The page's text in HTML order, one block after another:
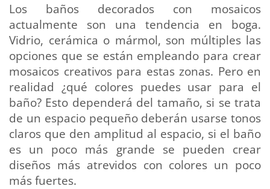
Los baños decorados con mosaicos
actualmente son una tendencia en boga.
Vidrio, cerámica o mármol, son múltiples las
opciones que se están empleando para crear
mosaicos creativos para estas zonas. Pero en
realidad ¿qué colores puedes usar para el
baño? Esto dependerá del tamaño, si se trata
de un espacio pequeño deberán usarse tonos
claros que den amplitud al espacio, si el baño
es un poco más grande se pueden crear
diseños más atrevidos con colores un poco
más fuertes.